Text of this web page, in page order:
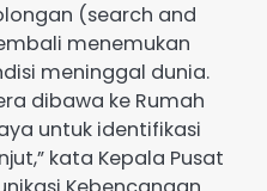
(search and
menemukan
meninggal dunia.
dibawa ke Rumah
untuk identifikasi
kata Kepala Pusat